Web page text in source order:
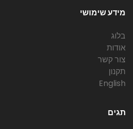
מידע שימושי
בלוג
אודות
צור קשר
תקנון
English
תגים